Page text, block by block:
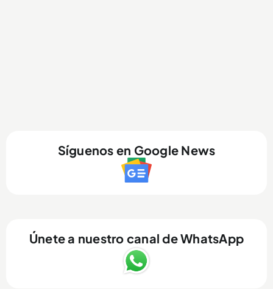
Síguenos en Google News
Únete a nuestro canal de WhatsApp